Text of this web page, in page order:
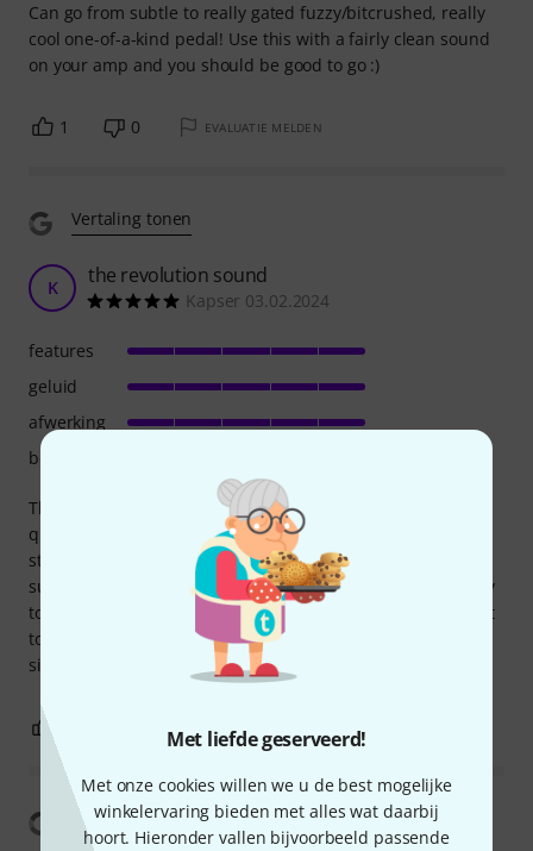
Met liefde geserveerd!
Met onze cookies willen we u de best mogelijke
winkelervaring bieden met alles wat daarbij
hoort. Hieronder vallen bijvoorbeeld passende
Can go from subtle to really gated fuzzy/bitcrushed, really
cool one-of-a-kind pedal! Use this with a fairly clean sound
on your amp and you should be good to go :)
1 0 EVALUATIE MELDEN
Vertaling tonen
K the revolution sound
Kapser 03.02.2024
This pedal really gives that Beatles Revolution grit. I tried
quickly to imitate it with some other pedals and the Crayon
stands out ! It has this raw Direct sound. For this use it is
superb. As an extra distortion/fuzz it is not really necessary
to buy it, but for this specific raw sound it does. If you want
to invest in this specific sound, it is a good buy. Nice and
simple controls also.
features
geluid
afwerking
bediening
Vertaling tonen